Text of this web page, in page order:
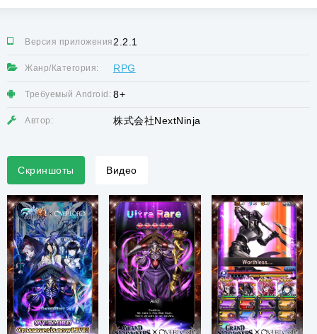
Версия приложения:2.2.1
Жанр/Категория: RPG
Требуемый Android: 8+
Автор: 株式会社NextNinja
Скриншоты Видео